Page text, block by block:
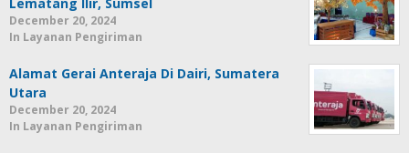
December 20, 2024
In Layanan Pengiriman
Alamat Gerai Anteraja Di Dairi, Sumatera
Utara
December 20, 2024
In Layanan Pengiriman